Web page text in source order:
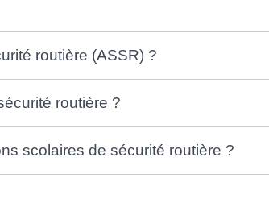
routière (ASSR) ?
routière ?
scolaires de sécurité routière ?